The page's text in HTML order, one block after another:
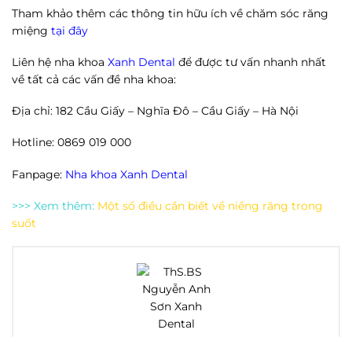
Tham khảo thêm các thông tin hữu ích về chăm sóc răng
miệng tại đây
Liên hệ nha khoa Xanh Dental để được tư vấn nhanh nhất
về tất cả các vấn đề nha khoa:
Địa chỉ: 182 Cầu Giấy – Nghĩa Đô – Cầu Giấy – Hà Nội
Hotline: 0869 019 000
Fanpage: Nha khoa Xanh Dental
>>> Xem thêm: Một số điều cần biết về niềng răng trong
suốt